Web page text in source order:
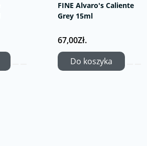
FINE Alvaro's Caliente
Grey 15ml
67,00Zł.
Do koszyka